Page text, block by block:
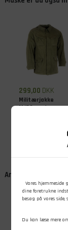
Vores
dine foretrukne
besøg på vores
Du kan læse mere
299,00 DKK
Militærjakke
M/58 med
Andre kunder